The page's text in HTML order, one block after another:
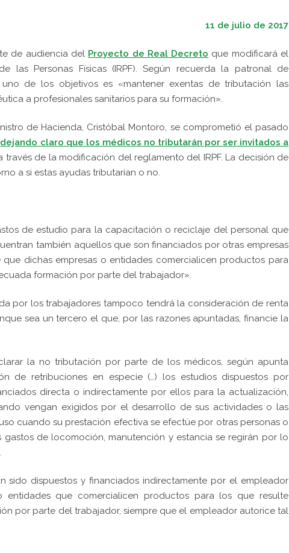
11 de julio de 2017
de audiencia del Proyecto de Real Decreto que modificará el
las Personas Físicas (IRPF). Según recuerda la patronal de
uno de los objetivos es «mantener exentas de tributación las
a profesionales sanitarios para su formación».
de Hacienda, Cristóbal Montoro, se comprometió el pasado
dejando claro que los médicos no tributarán por ser invitados a
través de la modificación del reglamento del IRPF. La decisión de
a si estas ayudas tributarían o no.
de estudio para la capacitación o reciclaje del personal que
también aquellos que son financiados por otras empresas
dichas empresas o entidades comercialicen productos para
formación por parte del trabajador».
por los trabajadores tampoco tendrá la consideración de renta
sea un tercero el que, por las razones apuntadas, financie la
la no tributación por parte de los médicos, según apunta
de retribuciones en especie (…) los estudios dispuestos por
directa o indirectamente por ellos para la actualización,
vengan exigidos por el desarrollo de sus actividades o las
cuando su prestación efectiva se efectúe por otras personas o
gastos de locomoción, manutención y estancia se regirán por lo
sido dispuestos y financiados indirectamente por el empleador
que comercialicen productos para los que resulte
por parte del trabajador, siempre que el empleador autorice tal